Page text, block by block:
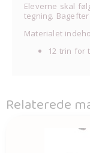
Eleverne skal
tegning.
Materialet
12 trin for
Relaterede